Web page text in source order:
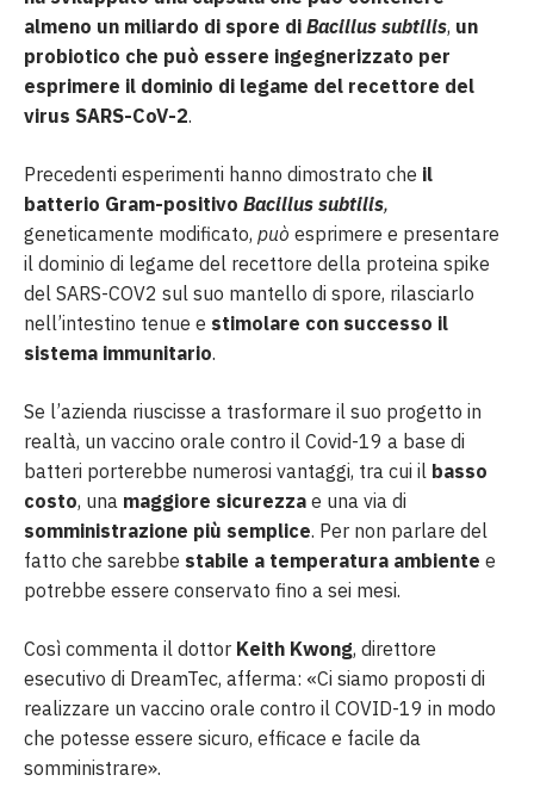
almeno un miliardo di spore di Bacillus subtilis, un
probiotico che può essere ingegnerizzato per
esprimere il dominio di legame del recettore del
virus SARS-CoV-2.
Precedenti esperimenti hanno dimostrato che il
batterio Gram-positivo Bacillus subtilis,
geneticamente modificato, può esprimere e presentare
il dominio di legame del recettore della proteina spike
del SARS-COV2 sul suo mantello di spore, rilasciarlo
nell’intestino tenue e stimolare con successo il
sistema immunitario.
Se l’azienda riuscisse a trasformare il suo progetto in
realtà, un vaccino orale contro il Covid-19 a base di
batteri porterebbe numerosi vantaggi, tra cui il basso
costo, una maggiore sicurezza e una via di
somministrazione più semplice. Per non parlare del
fatto che sarebbe stabile a temperatura ambiente e
potrebbe essere conservato fino a sei mesi.
Così commenta il dottor Keith Kwong, direttore
esecutivo di DreamTec, afferma: «Ci siamo proposti di
realizzare un vaccino orale contro il COVID-19 in modo
che potesse essere sicuro, efficace e facile da
somministrare».